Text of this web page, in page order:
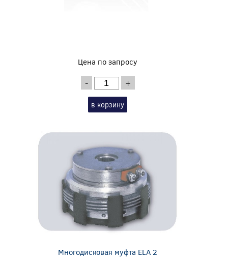
Цена по запросу
- +
в корзину
Многодисковая муфта ELA 2